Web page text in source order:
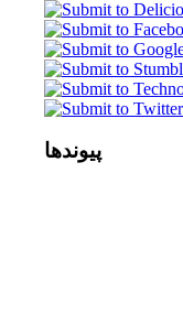
پیوندها